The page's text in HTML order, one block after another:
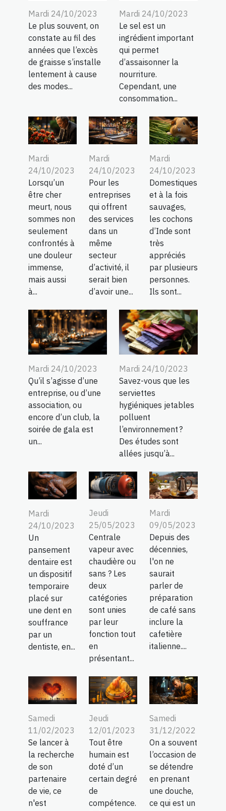
Mardi 24/10/2023
Le plus souvent, on
constate au fil des
années que l’excès
de graisse s’installe
lentement à cause
des modes...
Mardi 24/10/2023
Le sel est un
ingrédient important
qui permet
d’assaisonner la
nourriture.
Cependant, une
consommation...
Mardi
24/10/2023
Lorsqu’un
être cher
meurt, nous
sommes non
seulement
confrontés à
une douleur
immense,
mais aussi
à...
Mardi
24/10/2023
Pour les
entreprises
qui offrent
des services
dans un
même
secteur
d’activité, il
serait bien
d’avoir une...
Mardi
24/10/2023
Domestiques
et à la fois
sauvages,
les cochons
d’Inde sont
très
appréciés
par plusieurs
personnes.
Ils sont...
Mardi 24/10/2023
Qu’il s’agisse d’une
entreprise, ou d’une
association, ou
encore d’un club, la
soirée de gala est
un...
Mardi 24/10/2023
Savez-vous que les
serviettes
hygiéniques jetables
polluent
l’environnement ?
Des études sont
allées jusqu’à...
Mardi
24/10/2023
Un
pansement
dentaire est
un dispositif
temporaire
placé sur
une dent en
souffrance
par un
dentiste, en...
Jeudi
25/05/2023
Centrale
vapeur avec
chaudière ou
sans ? Les
deux
catégories
sont unies
par leur
fonction tout
en
présentant...
Mardi
09/05/2023
Depuis des
décennies,
l'on ne
saurait
parler de
préparation
de café sans
inclure la
cafetière
italienne....
Samedi
11/02/2023
Se lancer à
la recherche
de son
partenaire
de vie, ce
n'est
Jeudi
12/01/2023
Tout être
humain est
doté d’un
certain degré
de
compétence.
Samedi
31/12/2022
On a souvent
l’occasion de
se détendre
en prenant
une douche,
ce qui est un